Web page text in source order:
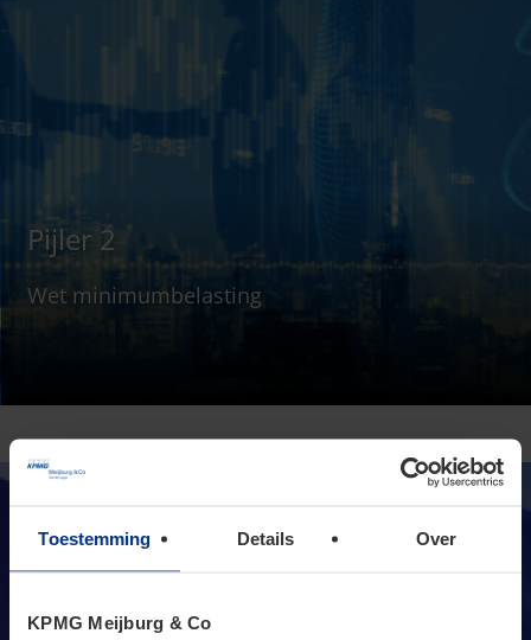
Toestemming Details Over
KPMG Meijburg & Co
Pijler 2
Wet minimumbelasting